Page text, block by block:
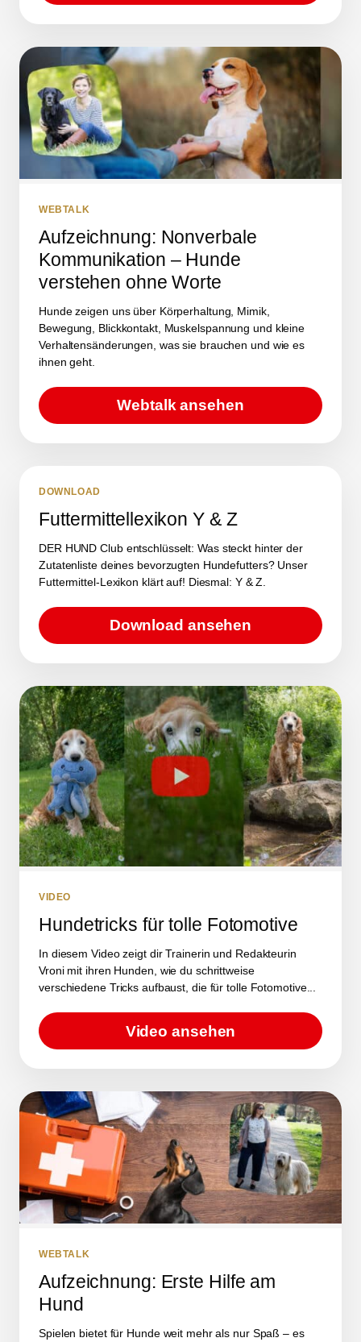
WEBTALK
Aufzeichnung: Nonverbale
Kommunikation – Hunde
verstehen ohne Worte
Hunde zeigen uns über Körperhaltung, Mimik,
Bewegung, Blickkontakt, Muskelspannung und kleine
Verhaltensänderungen, was sie brauchen und wie es
ihnen geht.
Webtalk ansehen
DOWNLOAD
Futtermittellexikon Y & Z
DER HUND Club entschlüsselt: Was steckt hinter der
Zutatenliste deines bevorzugten Hundefutters? Unser
Futtermittel-Lexikon klärt auf! Diesmal: Y & Z.
Download ansehen
VIDEO
Hundetricks für tolle Fotomotive
In diesem Video zeigt dir Trainerin und Redakteurin
Vroni mit ihren Hunden, wie du schrittweise
verschiedene Tricks aufbaust, die für tolle Fotomotive...
Video ansehen
WEBTALK
Aufzeichnung: Erste Hilfe am
Hund
Spielen bietet für Hunde weit mehr als nur Spaß – es